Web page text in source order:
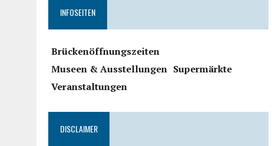
INFOSEITEN
Brückenöffnungszeiten
Museen & Ausstellungen Supermärkte
Veranstaltungen
DISCLAIMER